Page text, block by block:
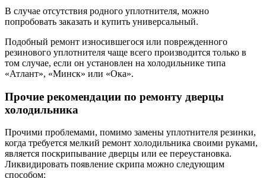
В случае отсутствия родного уплотнителя, можно
попробовать заказать и купить универсальный.
Подобный ремонт износившегося или поврежденного
резинового уплотнителя чаще всего производится только в
том случае, если он установлен на холодильнике типа
«Атлант», «Минск» или «Ока».
Прочие рекомендации по ремонту дверцы
холодильника
Прочими проблемами, помимо замены уплотнителя резинки,
когда требуется мелкий ремонт холодильника своими руками,
является поскрипывание дверцы или ее переустановка.
Ликвидировать появление скрипа можно следующим
способом: